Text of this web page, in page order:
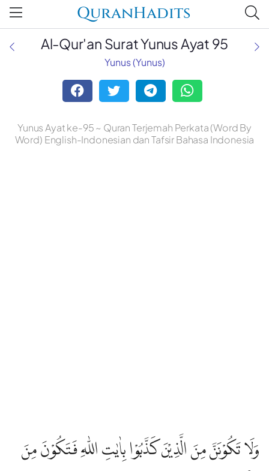
QuranHadits
Al-Qur'an Surat Yunus Ayat 95
Yunus (Yunus)
Yunus Ayat ke-95 ~ Quran Terjemah Perkata (Word By
Word) English-Indonesian dan Tafsir Bahasa Indonesia
وَلَا تَكُوْنَنَّ مِنَ الَّذِيْنَ كَذَّبُوْا بِاٰيٰتِ اللّٰهِ فَتَكُوْنَ مِنَ